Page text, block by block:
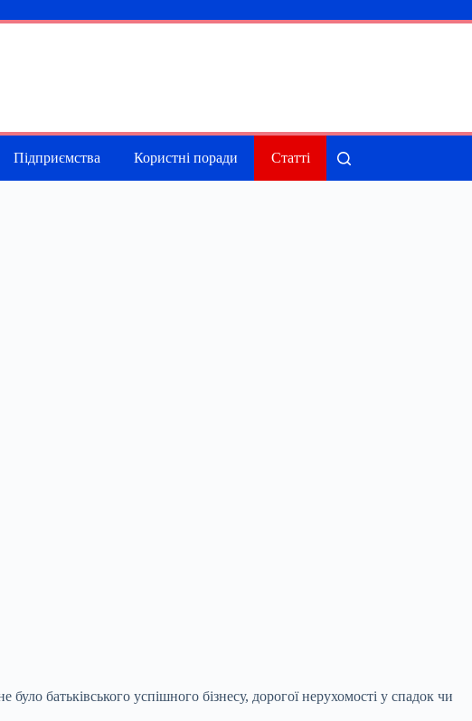
Підприємства Користні поради Статті
батьківського успішного бізнесу, дорогої нерухомості у спадок чи